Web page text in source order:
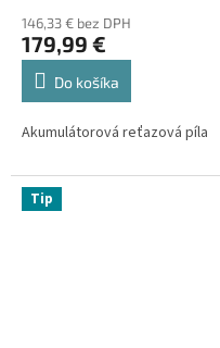
146,33 € bez DPH
179,99 €
Do košíka
Akumulátorová reťazová píla
Tip